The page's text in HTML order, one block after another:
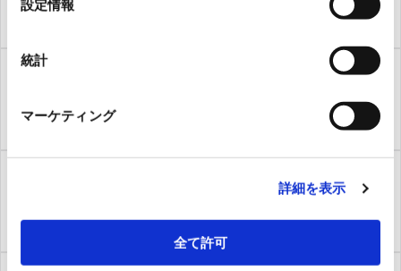
設定情報
統計
マーケティング
詳細を表示
全て許可
Kumahira Co.,Ltd.